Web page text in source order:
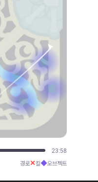
26:28
경로✕킬◆오브젝트